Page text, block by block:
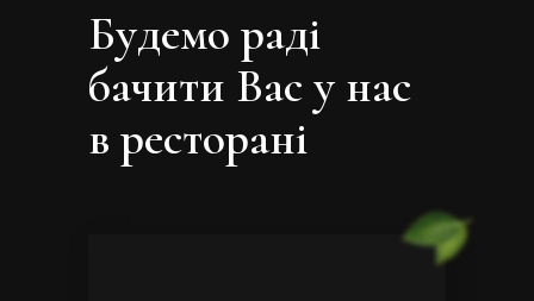
Будемо раді
бачити Вас у нас
в ресторані